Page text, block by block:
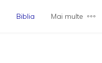
Biblia Mai multe